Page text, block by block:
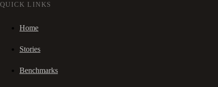
QUICK LINKS
Home
Stories
Benchmarks